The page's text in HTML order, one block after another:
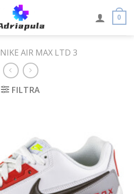
0
NIKE AIR MAX LTD 3
FILTRA